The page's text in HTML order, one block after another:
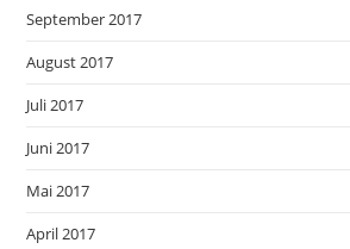
September 2017
August 2017
Juli 2017
Juni 2017
Mai 2017
April 2017